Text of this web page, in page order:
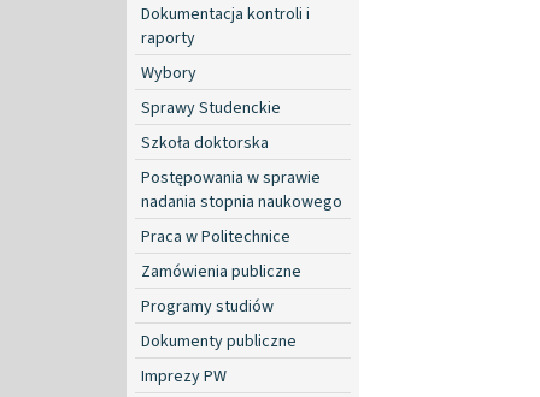
Dokumentacja kontroli i
raporty
Wybory
Sprawy Studenckie
Szkoła doktorska
Postępowania w sprawie
nadania stopnia naukowego
Praca w Politechnice
Zamówienia publiczne
Programy studiów
Dokumenty publiczne
Imprezy PW